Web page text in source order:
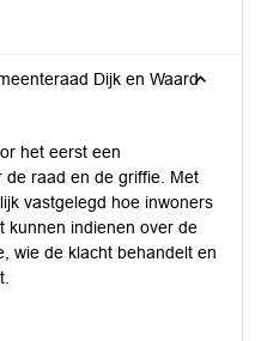
Dijk en Waard
het eerst een
de raad en de griffie. Met
vastgelegd hoe inwoners
kunnen indienen over de
wie de klacht behandelt en